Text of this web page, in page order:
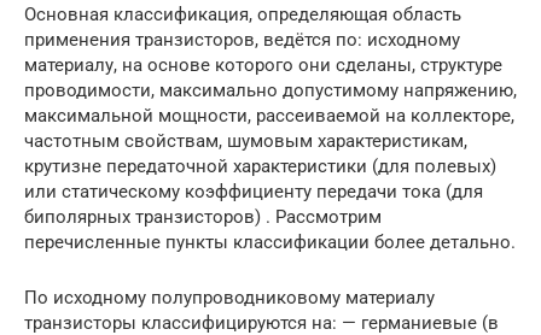
Основная классификация, определяющая область
применения транзисторов, ведётся по: исходному
материалу, на основе которого они сделаны, структуре
проводимости, максимально допустимому напряжению,
максимальной мощности, рассеиваемой на коллекторе,
частотным свойствам, шумовым характеристикам,
крутизне передаточной характеристики (для полевых)
или статическому коэффициенту передачи тока (для
биполярных транзисторов) . Рассмотрим
перечисленные пункты классификации более детально.
По исходному полупроводниковому материалу
транзисторы классифицируются на: — германиевые (в